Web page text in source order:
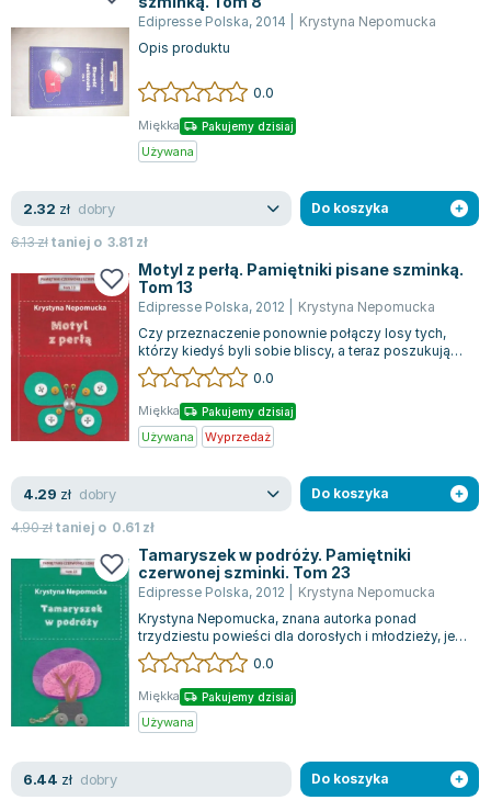
Edipresse Polska, 2014
Krystyna Nepomucka
Opis produktu
0.0
Miękka Pakujemy dzisiaj
Używana
2.32 zł dobry
6.13złtaniej o3.81 zł
Do koszyka
Motyl z perłą. Pamiętniki pisane szminką.
Tom 13
Edipresse Polska, 2012
Krystyna Nepomucka
Czy przeznaczenie ponownie połączy losy tych,
którzy kiedyś byli sobie bliscy, a teraz poszukują
się nawzajem na różnych ścieżkach...
0.0
Miękka Pakujemy dzisiaj
Używana Wyprzedaż
4.29 zł dobry
4.90złtaniej o 0.61 zł
Do koszyka
Tamaryszek w podróży. Pamiętniki
czerwonej szminki. Tom 23
Edipresse Polska, 2012
Krystyna Nepomucka
Krystyna Nepomucka, znana autorka ponad
trzydziestu powieści dla dorosłych i młodzieży, jest
postacią niezwykłą. W swojej edukacyj...
0.0
Miękka Pakujemy dzisiaj
Używana
6.44 zł dobry Do koszyka